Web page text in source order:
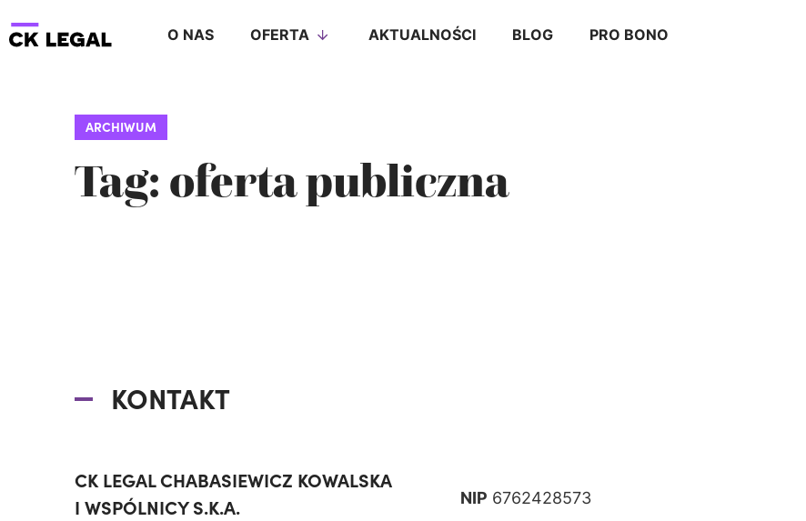
O NAS OFERTA AKTUALNOŚCI BLOG PRO BONO
ARCHIWUM
Tag: oferta publiczna
KONTAKT
CK LEGAL CHABASIEWICZ KOWALSKA
I WSPÓLNICY S.K.A.
NIP 6762428573